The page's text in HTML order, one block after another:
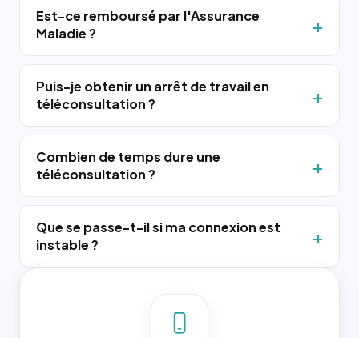
Est-ce remboursé par l'Assurance
Maladie ?
Puis-je obtenir un arrêt de travail en
téléconsultation ?
Combien de temps dure une
téléconsultation ?
Que se passe-t-il si ma connexion est
instable ?